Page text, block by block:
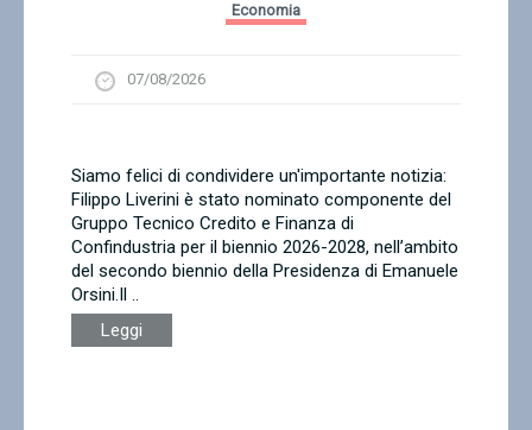
Economia
07/08/2026
Siamo felici di condividere un'importante notizia:
Filippo Liverini è stato nominato componente del
Gruppo Tecnico Credito e Finanza di
Confindustria per il biennio 2026-2028, nell’ambito
del secondo biennio della Presidenza di Emanuele
Orsini.Il ..
Leggi